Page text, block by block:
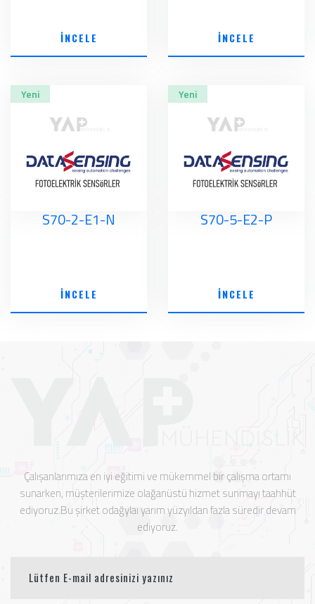
İNCELE İNCELE
Yeni
S70-2-E1-N
İNCELE
Yeni
S70-5-E2-P
İNCELE
Çalışanlarımıza en iyi eğitimi ve mükemmel bir çalışma ortamı
sunarken, müşterilerimize olağanüstü hizmet sunmayı taahhüt
ediyoruz.Bu şirket odağylaı yarım yüzyıldan fazla süredir devam
ediyoruz.